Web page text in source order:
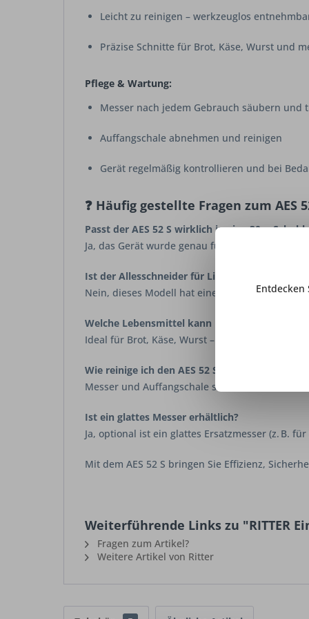
Leicht zu reinigen – werkzeuglos
Präzise Schnitte für Brot, Käse, Wurst und
Pflege & Wartung:
Messer nach jedem Gebrauch säubern und
Auffangschale abnehmen und reinigen
Gerät regelmäßig kontrollieren und bei
❓ Häufig gestellte Fragen zum AES
Passt der AES 52 S wirklich in eine 30er
Ja, das Gerät wurde genau für diese
Ist der Allesschneider für Linkshänder geeignet?
Nein, dieses Modell hat eine rechtsseitige
Welche Lebensmittel kann ich damit schneiden?
Ideal für Brot, Käse, Wurst – aber auch für
Wie reinige ich den AES 52 S?
Messer und Auffangschale sind einfach
Ist ein glattes Messer erhältlich?
Ja, optional ist ein glattes Ersatzmesser (z. B.
Mit dem AES 52 S bringen Sie Effizienz,
Weiterführende Links zu "RITTER
Fragen zum Artikel?
Weitere Artikel von Ritter
Entdecken